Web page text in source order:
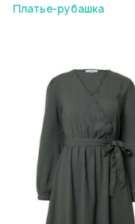
Платье-рубашка